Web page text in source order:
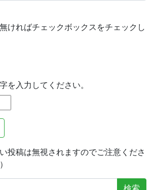
ければチェックボックスをチェックし
を入力してください。
投稿は無視されますのでご注意くださ